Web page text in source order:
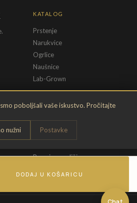
DODAJ U KOŠARICU
poboljšali vaše iskustvo. Pročitajte
nužni Postavke
KATALOG
Prstenje
Narukvice
Ogrlice
Naušnice
Lab-Grown
PRAVNE ODREDBE
Pravila privatnosti
Opći uvjeti
Promjena veličine